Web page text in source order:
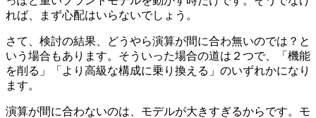
れば、まず心配はいらないでしょう。
さて、検討の結果、どうやら演算が間に合わ無いのでは？と
いう場合もあります。そういった場合の道は２つで、「機能
を削る」「より高級な構成に乗り換える」のいずれかになり
ます。
演算が間に合わないのは、モデルが大きすぎるからです。モ